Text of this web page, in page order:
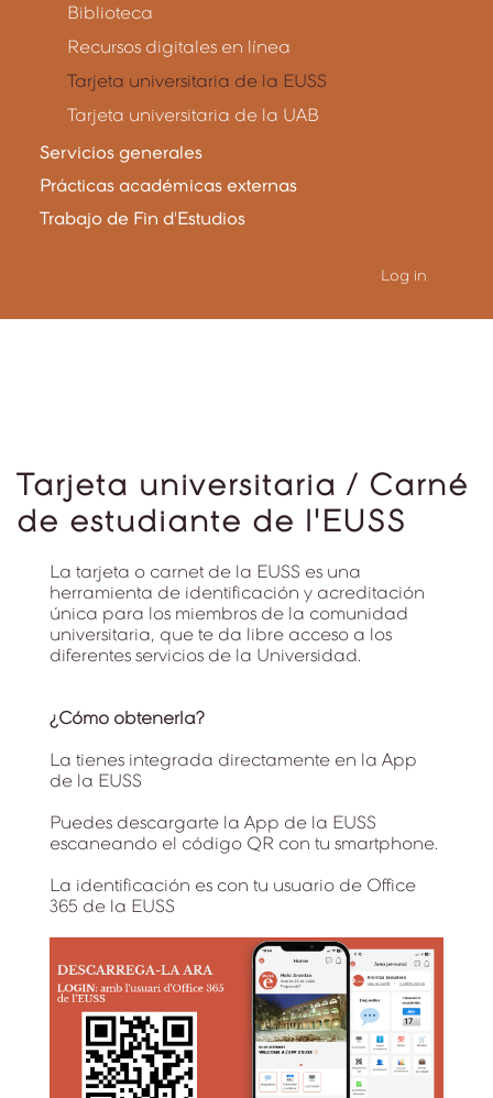
Biblioteca
Recursos digitales en línea
Tarjeta universitaria de la EUSS
Tarjeta universitaria de la UAB
Servicios generales
Prácticas académicas externas
Trabajo de Fin d'Estudios
Log in
Tarjeta universitaria / Carné
de estudiante de l'EUSS
La tarjeta o carnet de la EUSS es una
herramienta de identificación y acreditación
única para los miembros de la comunidad
universitaria, que te da libre acceso a los
diferentes servicios de la Universidad.
¿Cómo obtenerla?
La tienes integrada directamente en la App
de la EUSS
Puedes descargarte la App de la EUSS
escaneando el código QR con tu smartphone.
La identificación es con tu usuario de Office
365 de la EUSS